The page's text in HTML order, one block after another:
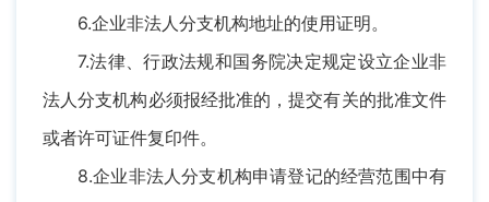
6.企业非法人分支机构地址的使用证明。
7.法律、行政法规和国务院决定规定设立企业非
法人分支机构必须报经批准的，提交有关的批准文件
或者许可证件复印件。
8.企业非法人分支机构申请登记的经营范围中有